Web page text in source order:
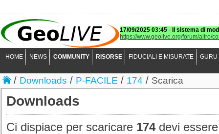
17/09/2025 03:45 -
Il sistema di
https://www.geolive.org/forum/altro/
HOME NEWS COMMUNITY RISORSE FIDUCIALI E MISURATE GURU
/ Downloads / P-FACILE / 174 / Scarica
Downloads
Ci dispiace per scaricare 174devi